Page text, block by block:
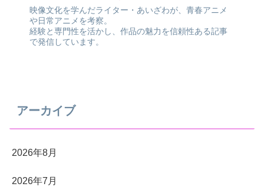
映像文化を学んだライター・あいざわが、青春アニメ
や日常アニメを考察。
経験と専門性を活かし、作品の魅力を信頼性ある記事
で発信しています。
アーカイブ
2026年8月
2026年7月